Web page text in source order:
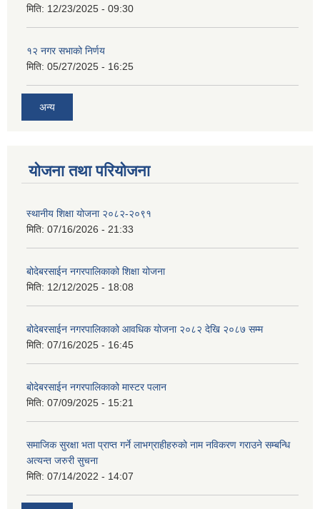
मिति: 12/23/2025 - 09:30
१२ नगर सभाको निर्णय
मिति: 05/27/2025 - 16:25
अन्य
योजना तथा परियोजना
स्थानीय शिक्षा योजना २०८२-२०९१
मिति: 07/16/2026 - 21:33
बोदेबरसाईन नगरपालिकाको शिक्षा योजना
मिति: 12/12/2025 - 18:08
बोदेबरसाईन नगरपालिकाको आवधिक योजना २०८२ देखि २०८७ सम्म
मिति: 07/16/2025 - 16:45
बोदेबरसाईन नगरपालिकाको मास्टर पलान
मिति: 07/09/2025 - 15:21
समाजिक सुरक्षा भता प्राप्त गर्ने लाभग्राहीहरुको नाम नविकरण गराउने सम्बन्धि
अत्यन्त जरुरी सुचना
मिति: 07/14/2022 - 14:07